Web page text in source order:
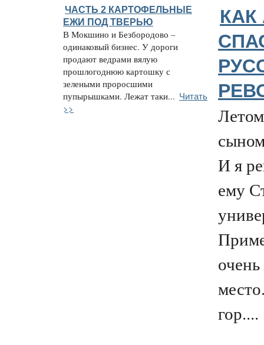
ЧАСТЬ 2 КАРТОФЕЛЬНЫЕ
ЕЖИ ПОД ТВЕРЬЮ
В Мокшино и Безбородово –
одинаковый бизнес. У дороги
продают ведрами вялую
прошлогоднюю картошку с
зелеными проросшими
пупырышками. Лежат таки... Читать
>>
КАК
И я
ему
гор....